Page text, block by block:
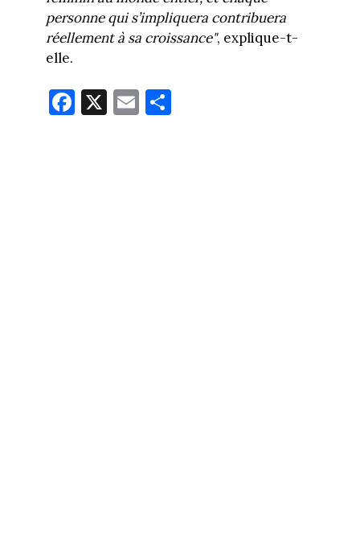
personne qui s’impliquera contribuera
réellement à sa croissance", explique-t-
elle.
Fa
ce
X E
m
Pa